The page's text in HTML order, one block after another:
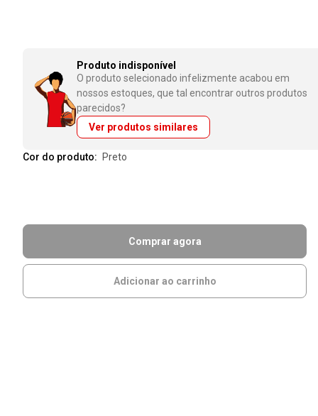
Produto indisponível
O produto selecionado infelizmente acabou em
nossos estoques, que tal encontrar outros produtos
parecidos?
Ver produtos similares
Cor do produto: preto
Comprar agora
Adicionar ao carrinho